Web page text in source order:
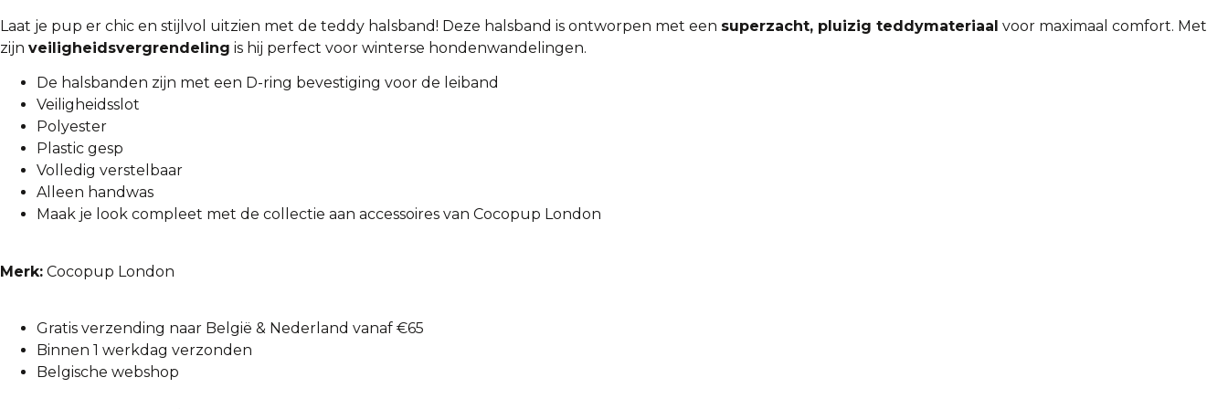
Laat je pup er chic en stijlvol uitzien met de teddy halsband! Deze halsband is ontworpen met een superzacht, pluizig teddymateriaal voor maximaal comfort. Met
zijn veiligheidsvergrendeling is hij perfect voor winterse hondenwandelingen.
De halsbanden zijn met een D-ring bevestiging voor de leiband
Veiligheidsslot
Polyester
Plastic gesp
Volledig verstelbaar
Alleen handwas
Maak je look compleet met de collectie aan accessoires van Cocopup London
Merk: Cocopup London
Gratis verzending naar België & Nederland vanaf €65
Binnen 1 werkdag verzonden
Belgische webshop